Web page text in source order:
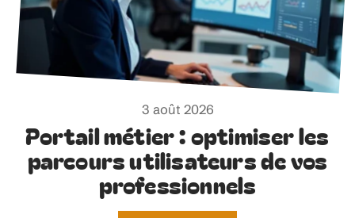
3 août 2026
Portail métier : optimiser les
parcours utilisateurs de vos
professionnels